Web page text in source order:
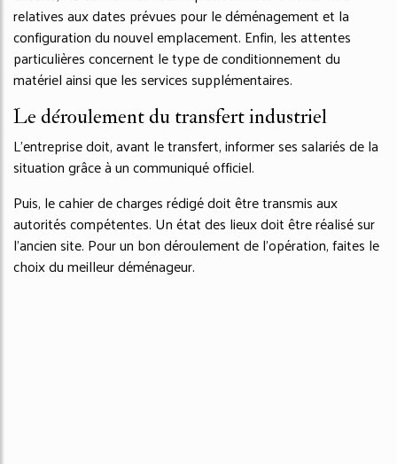
relatives aux dates prévues pour le déménagement et la
configuration du nouvel emplacement. Enfin, les attentes
particulières concernent le type de conditionnement du
matériel ainsi que les services supplémentaires.
Le déroulement du transfert industriel
L’entreprise doit, avant le transfert, informer ses salariés de la
situation grâce à un communiqué officiel.
Puis, le cahier de charges rédigé doit être transmis aux
autorités compétentes. Un état des lieux doit être réalisé sur
l’ancien site. Pour un bon déroulement de l’opération, faites le
choix du meilleur déménageur.